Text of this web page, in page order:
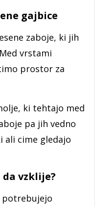
gajbice
zaboje, ki jih
vrstami
prostor za
ki tehtajo med
pa jih vedno
ali cime gledajo
vzklije?
potrebujejo